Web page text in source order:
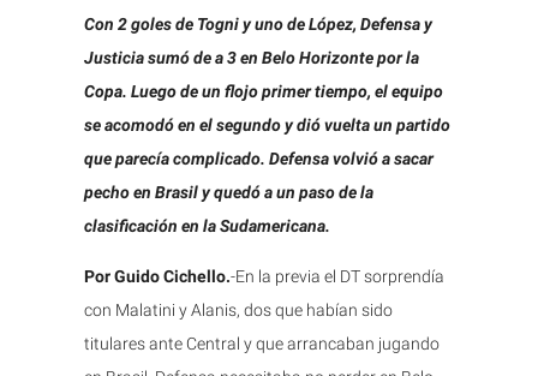
Con 2 goles de Togni y uno de López, Defensa y
Justicia sumó de a 3 en Belo Horizonte por la
Copa. Luego de un flojo primer tiempo, el equipo
se acomodó en el segundo y dió vuelta un partido
que parecía complicado. Defensa volvió a sacar
pecho en Brasil y quedó a un paso de la
clasificación en la Sudamericana.
Por Guido Cichello.-En la previa el DT sorprendía
con Malatini y Alanis, dos que habían sido
titulares ante Central y que arrancaban jugando